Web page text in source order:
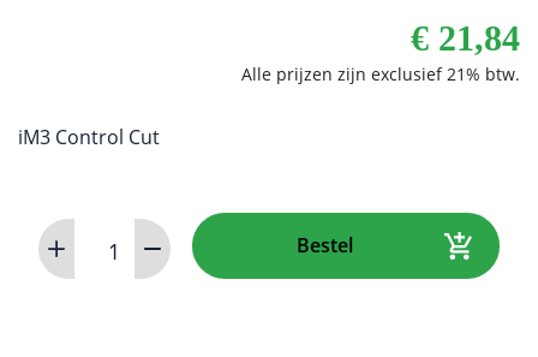
€ 21,84
iM3 Control Cut
Gutta
Percha
Bestel